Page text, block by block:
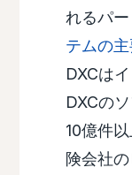
れるパー
テムの
DXCは
DXCの
10億件
険会社